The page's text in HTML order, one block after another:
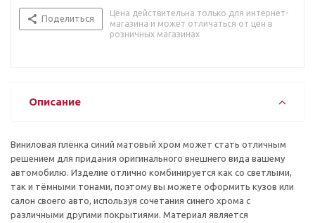
Поделиться
Цена действительна только для интернет-
магазина и может отличаться от цен в
розничных магазинах
Описание
Виниловая плёнка синий матовый хром может стать отличным
решением для придания оригинального внешнего вида вашему
автомобилю. Изделие отлично комбинируется как со светлыми,
так и тёмными тонами, поэтому вы можете оформить кузов или
салон своего авто, используя сочетания синего хрома с
различными другими покрытиями. Материал является